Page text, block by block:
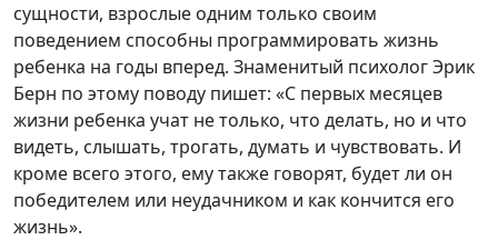
сущности, взрослые одним только своим
поведением способны программировать жизнь
ребенка на годы вперед. Знаменитый психолог Эрик
Берн по этому поводу пишет: «С первых месяцев
жизни ребенка учат не только, что делать, но и что
видеть, слышать, трогать, думать и чувствовать. И
кроме всего этого, ему также говорят, будет ли он
победителем или неудачником и как кончится его
жизнь».